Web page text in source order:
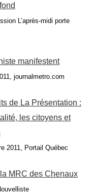
L’après-midi porte
manifestent
journalmetro.com
de La Présentation :
les citoyens et
2011, Portail Québec
MRC des Chenaux